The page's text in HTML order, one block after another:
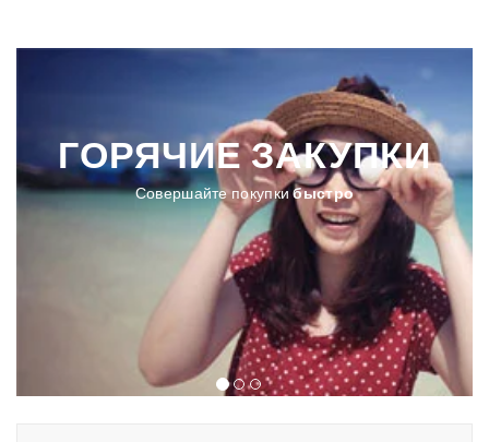
ЗАКУПКИ
покупкибыстро Покупайте